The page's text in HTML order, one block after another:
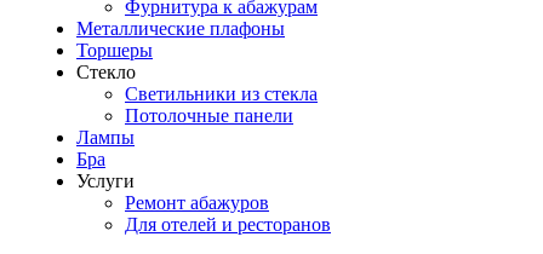
Фурнитура к абажурам
Металлические плафоны
Торшеры
Стекло
Светильники из стекла
Потолочные панели
Лампы
Бра
Услуги
Ремонт абажуров
Для отелей и ресторанов